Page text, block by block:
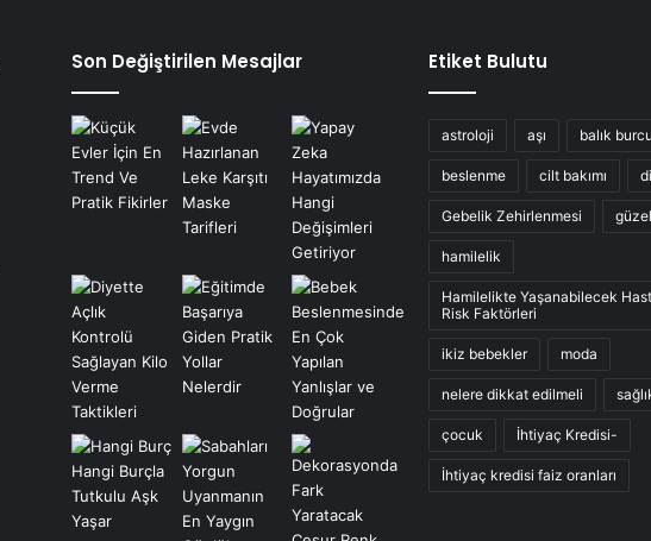
Son Değiştirilen Mesajlar Etiket Bulutu
astroloji aşı balık burcu
beslenme cilt bakımı
Gebelik Zehirlenmesi
hamilelik
Hamilelikte Yaşanabilecek
Risk Faktörleri
ikiz bebekler moda
nelere dikkat edilmeli
çocuk İhtiyaç Kredisi-
İhtiyaç kredisi faiz oranları